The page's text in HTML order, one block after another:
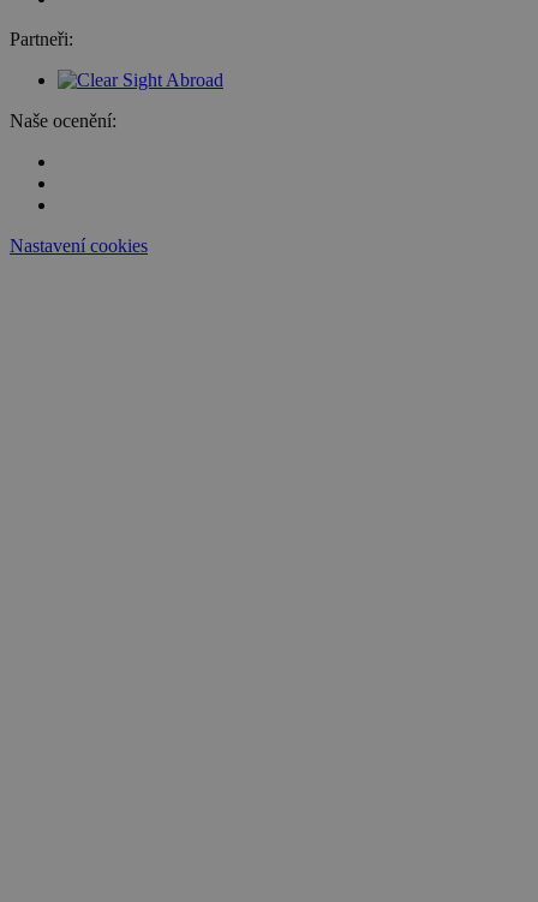
Partneři:
Naše ocenění:
Nastavení cookies